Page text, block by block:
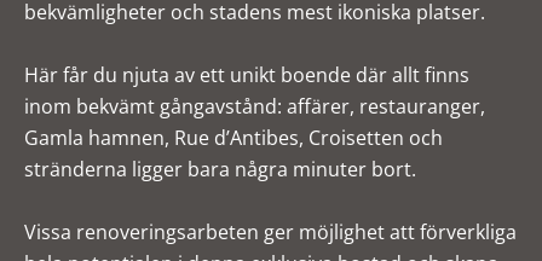
bekvämligheter och stadens mest ikoniska platser.
Här får du njuta av ett unikt boende där allt finns
inom bekvämt gångavstånd: affärer, restauranger,
Gamla hamnen, Rue d’Antibes, Croisetten och
stränderna ligger bara några minuter bort.
Vissa renoveringsarbeten ger möjlighet att förverkliga